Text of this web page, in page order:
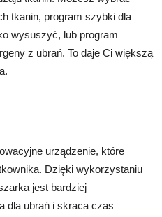
tkanin, program szybki dla
wysuszyć, lub program
z ubrań. To daje Ci większą
urządzenie, które
Dzięki wykorzystaniu
jest bardziej
dla ubrań i skraca czas